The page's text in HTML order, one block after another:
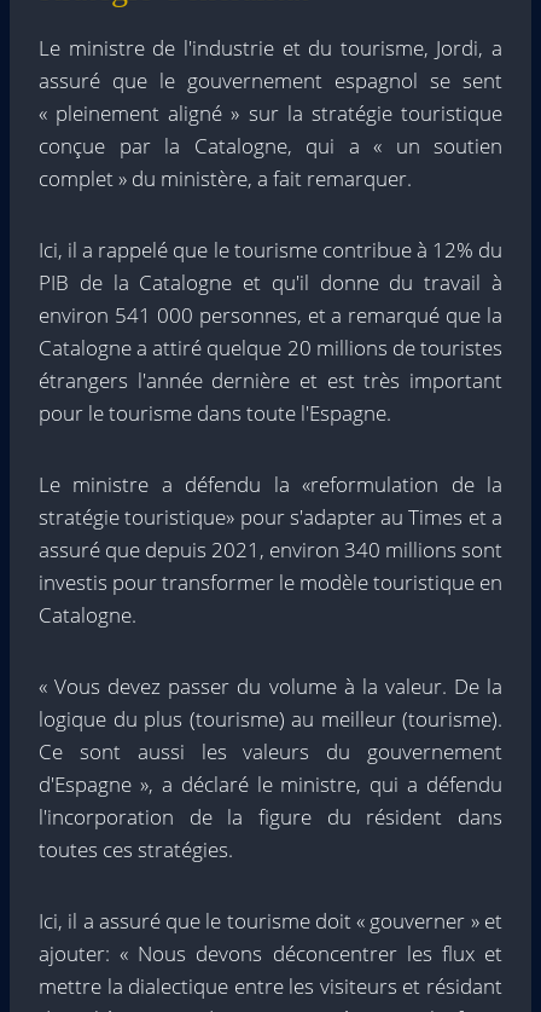
Le ministre de l'industrie et du tourisme, Jordi, a
assuré que le gouvernement espagnol se sent
« pleinement aligné » sur la stratégie touristique
conçue par la Catalogne, qui a « un soutien
complet » du ministère, a fait remarquer.
Ici, il a rappelé que le tourisme contribue à 12% du
PIB de la Catalogne et qu'il donne du travail à
environ 541 000 personnes, et a remarqué que la
Catalogne a attiré quelque 20 millions de touristes
étrangers l'année dernière et est très important
pour le tourisme dans toute l'Espagne.
Le ministre a défendu la «reformulation de la
stratégie touristique» pour s'adapter au Times et a
assuré que depuis 2021, environ 340 millions sont
investis pour transformer le modèle touristique en
Catalogne.
« Vous devez passer du volume à la valeur. De la
logique du plus (tourisme) au meilleur (tourisme).
Ce sont aussi les valeurs du gouvernement
d'Espagne », a déclaré le ministre, qui a défendu
l'incorporation de la figure du résident dans
toutes ces stratégies.
Ici, il a assuré que le tourisme doit « gouverner » et
ajouter: « Nous devons déconcentrer les flux et
mettre la dialectique entre les visiteurs et résidant